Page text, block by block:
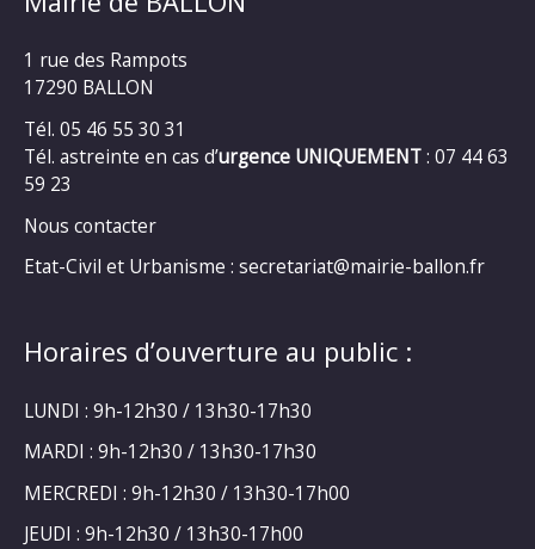
1 rue des Rampots
17290 BALLON
Tél. 05 46 55 30 31
Tél. astreinte en cas d’urgence UNIQUEMENT: 07 44 63
59 23
Nous contacter
Etat-Civil et Urbanisme : secretariat@mairie-ballon.fr
Horaires d’ouverture au public :
LUNDI : 9h-12h30 / 13h30-17h30
MARDI : 9h-12h30 / 13h30-17h30
MERCREDI : 9h-12h30 / 13h30-17h00
JEUDI : 9h-12h30 / 13h30-17h00